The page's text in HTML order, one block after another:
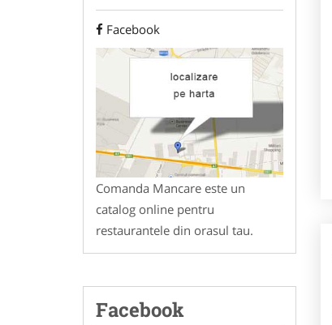
Facebook
Comanda Mancare este un
catalog online pentru
restaurantele din orasul tau.
Facebook